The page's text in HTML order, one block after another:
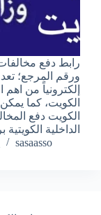
رابط دفع
ورقم المرجع؛
إلكترونياً من
الكويت، كما
الكويت دفع
الداخلية
sasaasso